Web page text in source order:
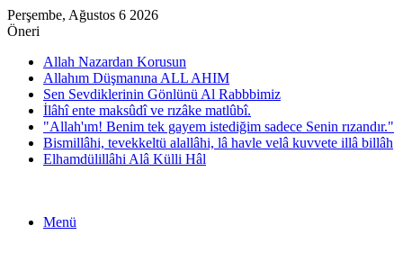
Perşembe, Ağustos 6 2026
Öneri
Allah Nazardan Korusun
Allahım Düşmanına ALL AHIM
Sen Sevdiklerinin Gönlünü Al Rabbbimiz
İlâhî ente maksûdî ve rızâke matlûbî.
"Allah'ım! Benim tek gayem istediğim sadece Senin rızandır."
Bismillâhi, tevekkeltü alallâhi, lâ havle velâ kuvvete illâ billâh
Elhamdülillâhi Alâ Külli Hâl
Menü